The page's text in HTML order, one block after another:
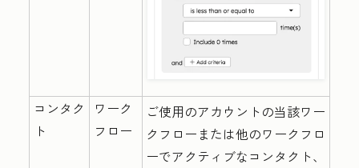
コンタク
ト
ワーク
フロー
ご使用のアカウントの当該ワー
クフローまたは他のワークフロ
ーでアクティブなコンタクト、